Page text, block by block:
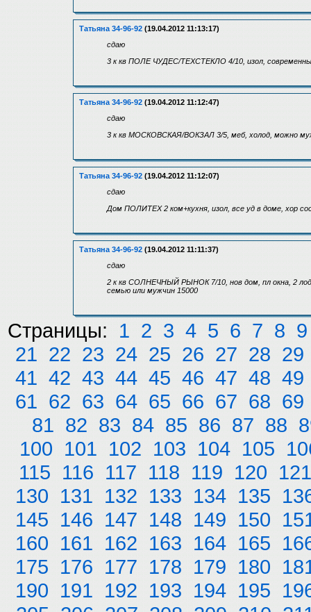
Татьяна 34-96-92 (19.04.2012 11:13:17)
сдаю
3 к кв ПОЛЕ ЧУДЕС/ТЕХСТЕКЛО 4/10, изол,
Татьяна 34-96-92 (19.04.2012 11:12:47)
сдаю
3 к кв МОСКОВСКАЯ/ВОКЗАЛ 3/5, меб, холод, можно
Татьяна 34-96-92 (19.04.2012 11:12:07)
сдаю
Дом ПОЛИТЕХ 2 ком+кухня, изол, все уд в доме, хор
Татьяна 34-96-92 (19.04.2012 11:11:37)
сдаю
2 к кв СОЛНЕЧНЫЙ РЫНОК 7/10, нов дом, пл окна, 2
семью или мужчин 15000
Страницы: 1 2 3 4 5 6 7 8 9
21 22 23 24 25 26 27 28 29
41 42 43 44 45 46 47 48 49
61 62 63 64 65 66 67 68 69
81 82 83 84 85 86 87 88
100 101 102 103 104 105
115 116 117 118 119 120 121
130 131 132 133 134 135
145 146 147 148 149 150
160 161 162 163 164 165
175 176 177 178 179 180
190 191 192 193 194 195